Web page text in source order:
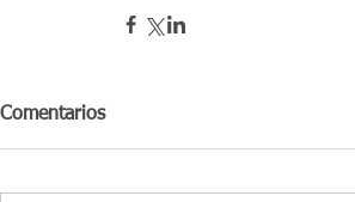
Comentarios